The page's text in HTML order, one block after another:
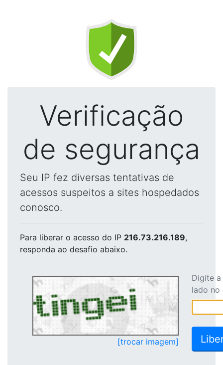
Verificação
de segurança
Seu IP fez diversas tentativas de
acessos suspeitos a sites hospedados
conosco.
Para liberar o acesso do IP 216.73.216.189,
responda ao desafio abaixo.
[trocar imagem]
Digite
lado no